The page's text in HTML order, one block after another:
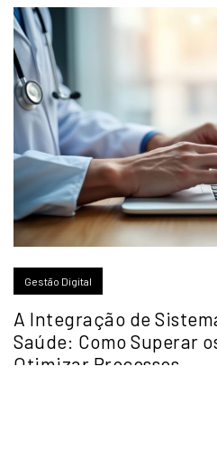
Gestão Digital
A Integração de
Saúde: Como Superar
Otimizar Processos